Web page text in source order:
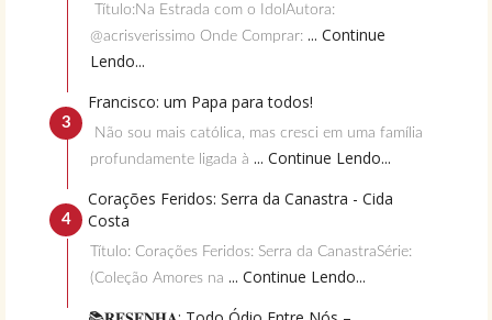
Título:Na Estrada com o IdolAutora:
@acrisverissimo Onde Comprar: ... Continue
Lendo...
Francisco: um Papa para todos!
Não sou mais católica, mas cresci em uma família
profundamente ligada à ... Continue Lendo...
Corações Feridos: Serra da Canastra - Cida
Costa
Título: Corações Feridos: Serra da CanastraSérie:
(Coleção Amores na ... Continue Lendo...